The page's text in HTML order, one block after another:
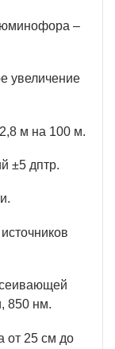
–
увеличение
м на 100 м.
±5 дптр.
850 нм.
от 25 см до